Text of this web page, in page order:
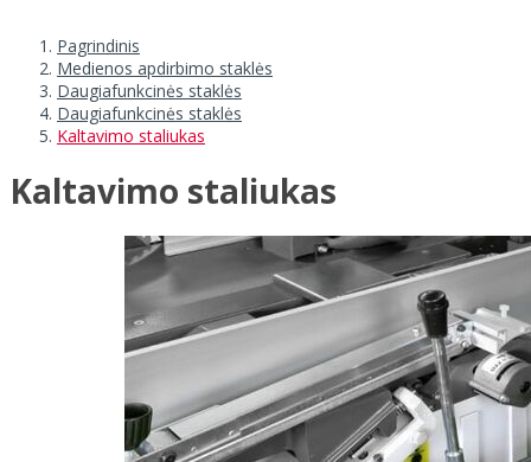
Pagrindinis
Medienos apdirbimo staklės
Daugiafunkcinės staklės
Daugiafunkcinės staklės
Kaltavimo staliukas
Kaltavimo staliukas